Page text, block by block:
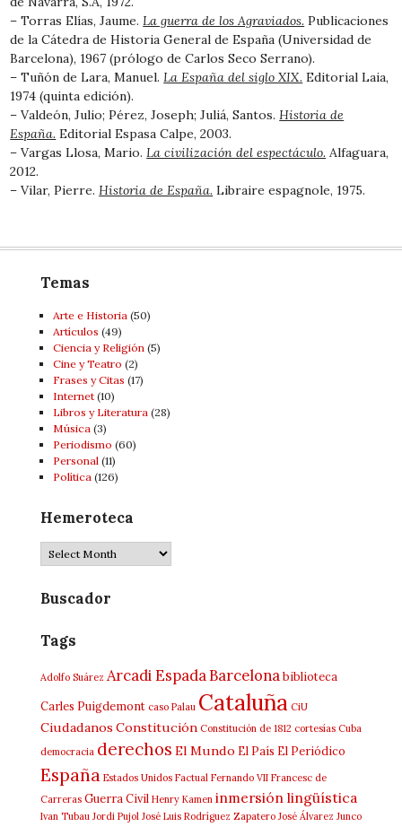
– Torras Elías, Jaume.La guerra de los Agraviados. Publicaciones
de la Cátedra de Historia General de España (Universidad de
Barcelona), 1967 (prólogo de Carlos Seco Serrano).
– Tuñón de Lara, Manuel.La España del siglo XIX. Editorial Laia,
1974 (quinta edición).
– Valdeón, Julio; Pérez, Joseph; Juliá, Santos.Historia de
España. Editorial Espasa Calpe, 2003.
– Vargas Llosa, Mario.La civilización del espectáculo. Alfaguara,
2012.
– Vilar, Pierre.Historia de España. Libraire espagnole, 1975.
Temas
Arte e Historia (50)
Artí­culos (49)
Ciencia y Religión (5)
Cine y Teatro (2)
Frases y Citas (17)
Internet(10)
Libros y Literatura (28)
Música (3)
Periodismo (60)
Personal (11)
Política (126)
Hemeroteca
Hemeroteca
Buscador
Tags
Adolfo Suárez Arcadi EspadaBarcelona biblioteca
Carles Puigdemont caso Palau Cataluña CiU
Ciudadanos Constitución Constitución de 1812 cortesías Cuba
democracia derechos El Mundo El País El Periódico
España Estados Unidos Factual Fernando VII Francesc de
Carreras Guerra Civil Henry Kamen inmersión lingüística
Ivan Tubau Jordi Pujol José Luis Rodríguez Zapatero José Álvarez Junco